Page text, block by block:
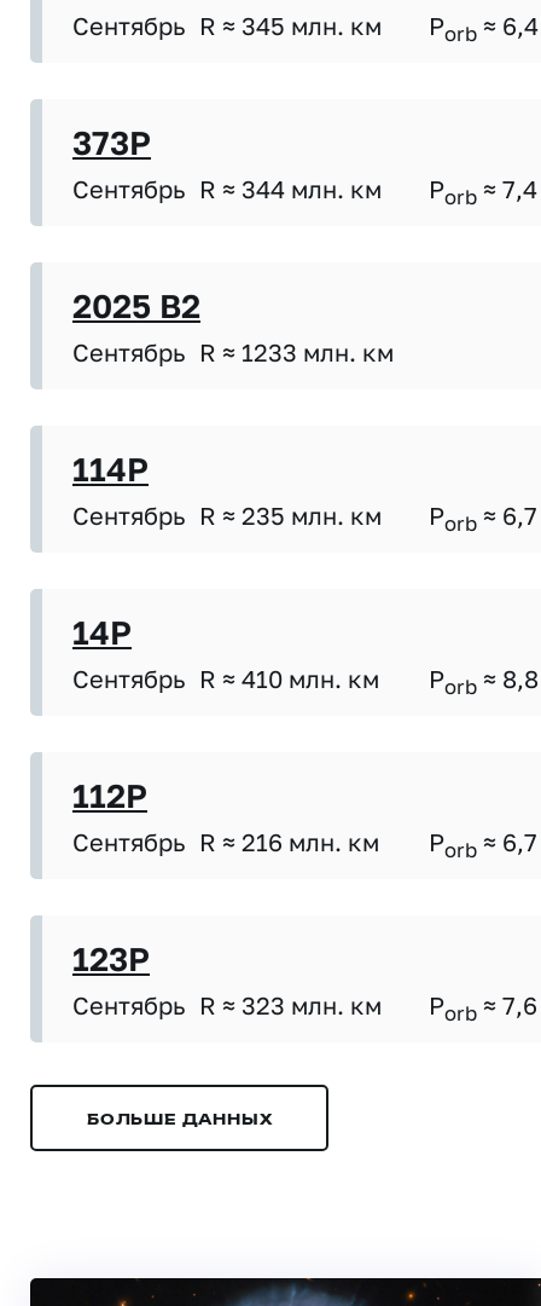
Сентябрь R ≈ 345 млн. км Porb ≈ 6,4
373P
Сентябрь R ≈ 344 млн. км Porb ≈ 7,4
2025 B2
Сентябрь R ≈ 1233 млн. км
114P
Сентябрь R ≈ 235 млн. км Porb ≈ 6,7
14P
Сентябрь R ≈ 410 млн. км Porb ≈ 8,8
112P
Сентябрь R ≈ 216 млн. км Porb ≈ 6,7
123P
Сентябрь R ≈ 323 млн. км Porb ≈ 7,6
БОЛЬШЕ ДАННЫХ